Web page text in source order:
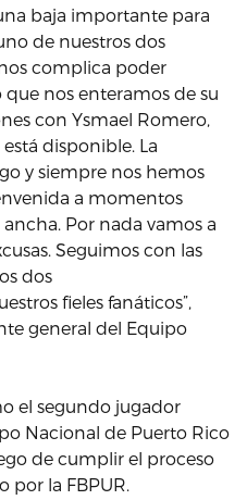
baja importante para
de nuestros dos
complica poder
nos enteramos de su
con Ysmael Romero,
disponible. La
y siempre nos hemos
a momentos
Por nada vamos a
Seguimos con las
dos
fieles fanáticos”,
general del Equipo
el segundo jugador
Nacional de Puerto Rico
de cumplir el proceso
por la FBPUR.